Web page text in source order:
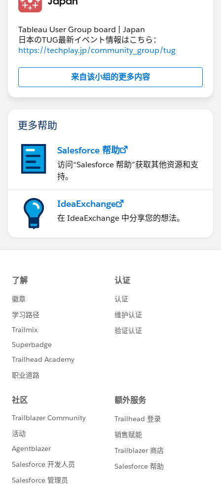
Tableau User Group board | Japan
日本のTUG最新イベント情報はこちら：
https://techplay.jp/community_group/tug
来自该小组的更多内容
更多帮助
Salesforce 帮助
访问“Salesforce 帮助”获取其他资源和支
持。
IdeaExchange
在 IdeaExchange 中分享您的想法。